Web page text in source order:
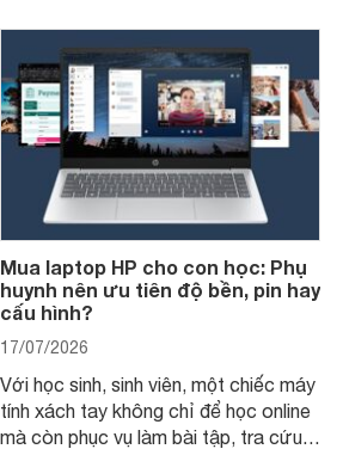
Mua laptop HP cho con học: Phụ
huynh nên ưu tiên độ bền, pin hay
cấu hình?
17/07/2026
Với học sinh, sinh viên, một chiếc máy
tính xách tay không chỉ để học online
mà còn phục vụ làm bài tập, tra cứu,